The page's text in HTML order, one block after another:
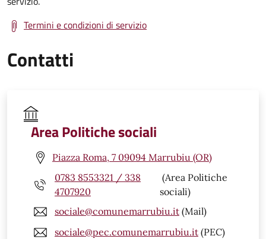
Termini e condizioni di servizio
Contatti
Area Politiche sociali
Piazza Roma, 7 09094 Marrubiu (OR)
0783 8553321 / 338
4707920
(Area Politiche
sociali)
sociale@comunemarrubiu.it (Mail)
sociale@pec.comunemarrubiu.it (PEC)